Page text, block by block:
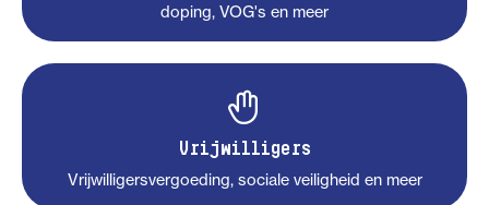
doping, VOG's en meer
Vrijwilligers
Vrijwilligersvergoeding, sociale veiligheid en meer